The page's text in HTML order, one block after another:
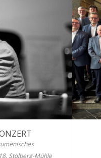
Stolberg-Mühle